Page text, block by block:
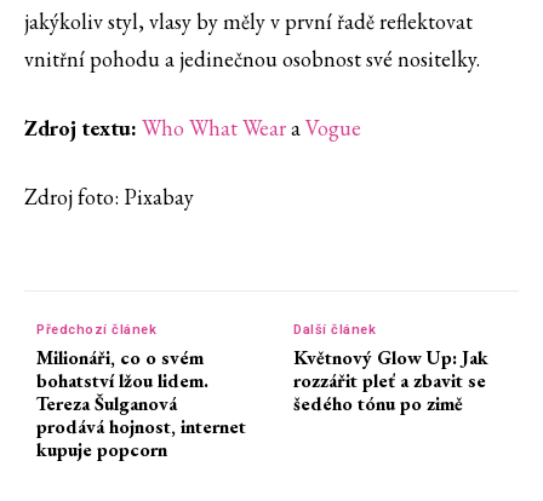
jakýkoliv styl, vlasy by měly v první řadě reflektovat
vnitřní pohodu a jedinečnou osobnost své nositelky.
Zdroj textu: Who What WearaVogue
Zdroj foto: Pixabay
Předchozí článek
Milionáři, co o svém
bohatství lžou lidem.
Tereza Šulganová
prodává hojnost, internet
kupuje popcorn
Další článek
Květnový Glow Up: Jak
rozzářit pleť a zbavit se
šedého tónu po zimě